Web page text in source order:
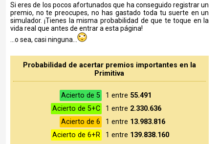
Si eres de los pocos afortunados que ha conseguido registrar un
premio, no te preocupes, no has gastado toda tu suerte en un
simulador. ¡Tienes la misma probabilidad de que te toque en la
vida real que antes de entrar a esta página!
...o sea, casi ninguna...
Probabilidad de acertar premios importantes en la
Primitiva
Acierto de 5 1 entre 55.491
Acierto de 5+C
1 entre 2.330.636
Acierto de 6
1 entre 13.983.816
Acierto de 6+R
1 entre 139.838.160